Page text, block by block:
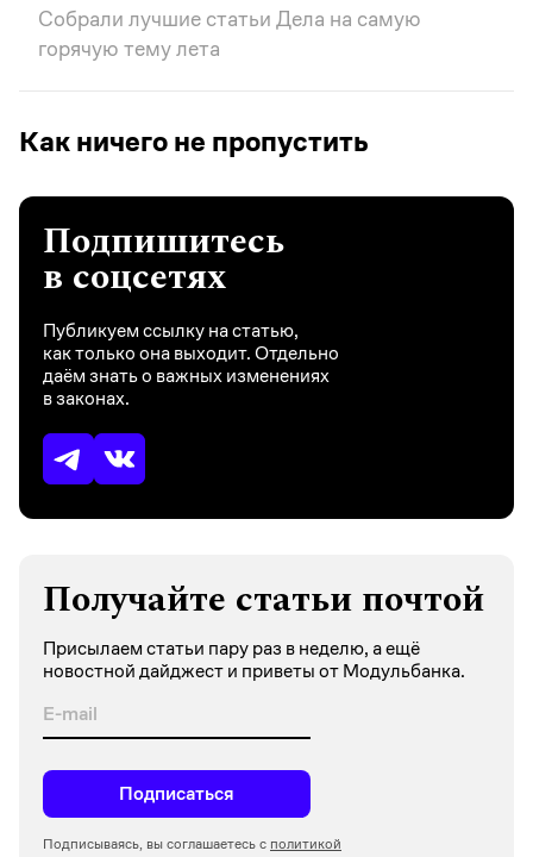
Собрали лучшие статьи Дела на самую
горячую тему лета
Как ничего не пропустить
Подпишитесь
в соцсетях
Публикуем ссылку на статью,
как только она выходит. Отдельно
даём знать о важных изменениях
в законах.
Получайте статьи почтой
Присылаем статьи пару раз в неделю, а ещё
новостной дайджест и приветы от Модульбанка.
Подписаться
Подписываясь, вы соглашаетесь с политикой